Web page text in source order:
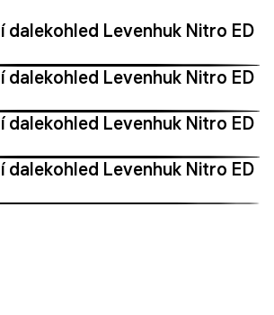
dalekohled Levenhuk Nitro ED
dalekohled Levenhuk Nitro ED
dalekohled Levenhuk Nitro ED
dalekohled Levenhuk Nitro ED